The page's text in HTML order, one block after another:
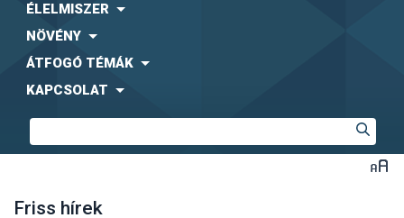
ÉLELMISZER
NÖVÉNY
ÁTFOGÓ TÉMÁK
KAPCSOLAT
Friss hírek